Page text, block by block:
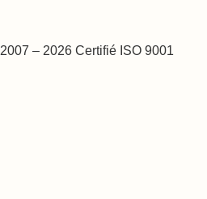
2007 – 2026 Certifié ISO 9001